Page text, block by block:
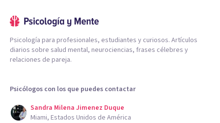
Psicología para profesionales, estudiantes y curiosos. Artículos
diarios sobre salud mental, neurociencias, frases célebres y
relaciones de pareja.
Psicólogos con los que puedes contactar
Sandra Milena Jimenez Duque
Miami, Estados Unidos de América